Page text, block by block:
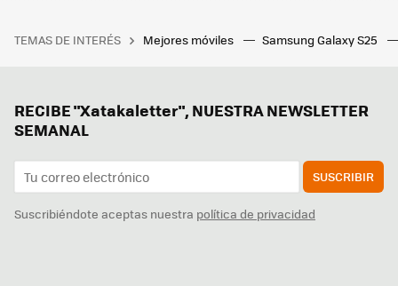
TEMAS DE INTERÉS Mejores móviles Samsung Galaxy S25
RECIBE "Xatakaletter", NUESTRA NEWSLETTER
SEMANAL
SUSCRIBIR
Suscribiéndote aceptas nuestra política de privacidad